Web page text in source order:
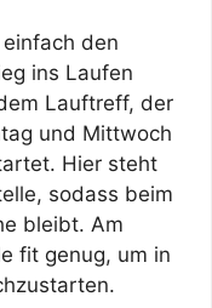
den
ins Laufen
Lauftreff, der
und Mittwoch
Hier steht
sodass beim
bleibt. Am
fit genug, um in